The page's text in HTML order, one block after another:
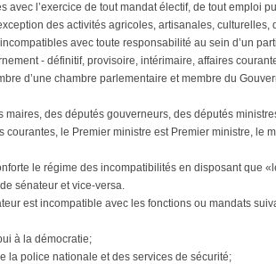
avec l’exercice de tout mandat électif, de tout emploi
des activités agricoles, artisanales, culturelles,
avec toute responsabilité au sein d’un
- définitif, provisoire, intérimaire, affaires
d’une chambre parlementaire et membre du
maires, des députés gouverneurs, des députés
courantes, le Premier ministre est Premier ministre, le
le régime des incompatibilités en disposant que
sénateur et vice-versa.
est incompatible avec les fonctions ou mandats
à la démocratie;
la police nationale et des services de sécurité;